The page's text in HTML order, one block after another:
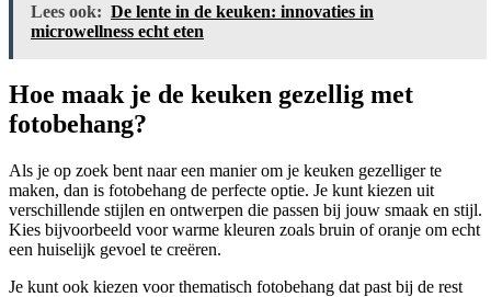
Lees ook: De lente in de keuken: innovaties in
microwellness echt eten
Hoe maak je de keuken gezellig met
fotobehang?
Als je op zoek bent naar een manier om je keuken gezelliger te
maken, dan is fotobehang de perfecte optie. Je kunt kiezen uit
verschillende stijlen en ontwerpen die passen bij jouw smaak en stijl.
Kies bijvoorbeeld voor warme kleuren zoals bruin of oranje om echt
een huiselijk gevoel te creëren.
Je kunt ook kiezen voor thematisch fotobehang dat past bij de rest